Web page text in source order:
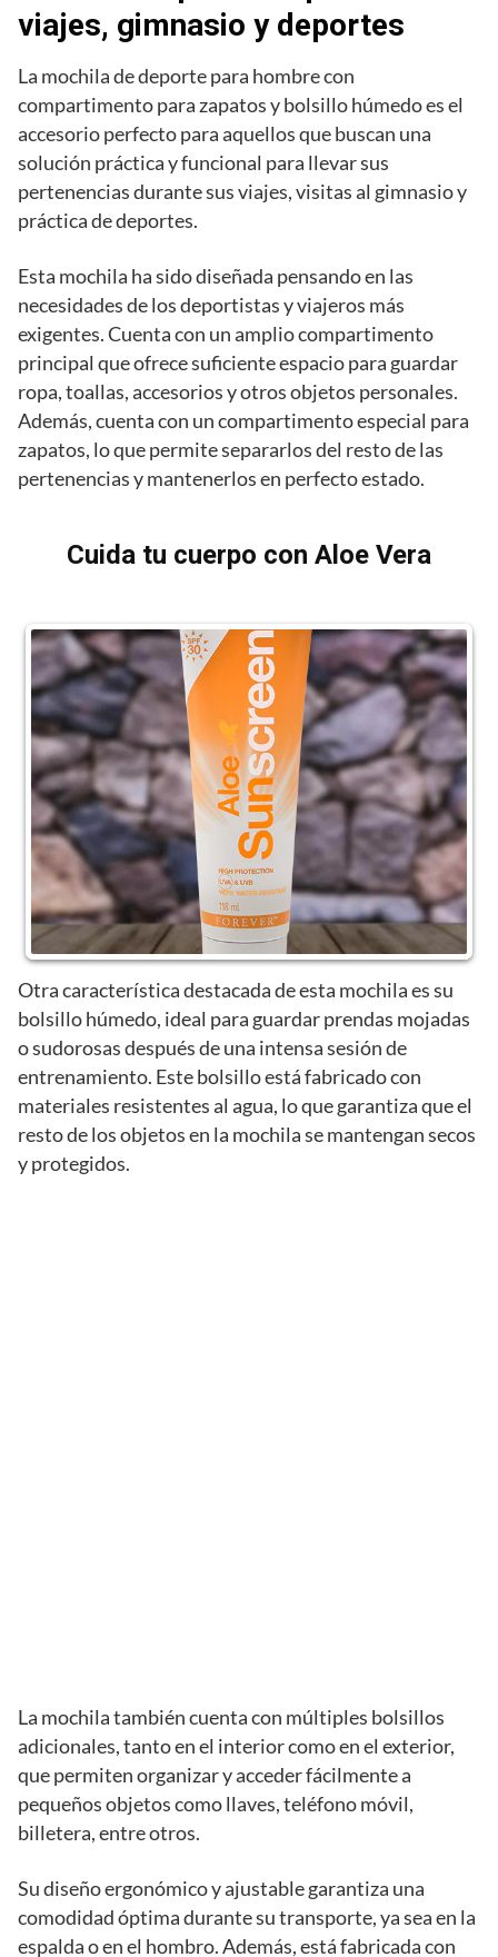
viajes, gimnasio y deportes
La mochila de deporte para hombre con
compartimento para zapatos y bolsillo húmedo es el
accesorio perfecto para aquellos que buscan una
solución práctica y funcional para llevar sus
pertenencias durante sus viajes, visitas al gimnasio y
práctica de deportes.
Esta mochila ha sido diseñada pensando en las
necesidades de los deportistas y viajeros más
exigentes. Cuenta con un amplio compartimento
principal que ofrece suficiente espacio para guardar
ropa, toallas, accesorios y otros objetos personales.
Además, cuenta con un compartimento especial para
zapatos, lo que permite separarlos del resto de las
pertenencias y mantenerlos en perfecto estado.
Cuida tu cuerpo con Aloe Vera
Otra característica destacada de esta mochila es su
bolsillo húmedo, ideal para guardar prendas mojadas
o sudorosas después de una intensa sesión de
entrenamiento. Este bolsillo está fabricado con
materiales resistentes al agua, lo que garantiza que el
resto de los objetos en la mochila se mantengan secos
y protegidos.
La mochila también cuenta con múltiples bolsillos
adicionales, tanto en el interior como en el exterior,
que permiten organizar y acceder fácilmente a
pequeños objetos como llaves, teléfono móvil,
billetera, entre otros.
Su diseño ergonómico y ajustable garantiza una
comodidad óptima durante su transporte, ya sea en la
espalda o en el hombro. Además, está fabricada con